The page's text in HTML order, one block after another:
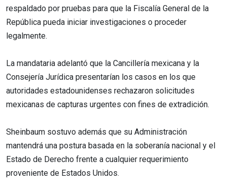
respaldado por pruebas para que la Fiscalía General de la
República pueda iniciar investigaciones o proceder
legalmente.
La mandataria adelantó que la Cancillería mexicana y la
Consejería Jurídica presentarían los casos en los que
autoridades estadounidenses rechazaron solicitudes
mexicanas de capturas urgentes con fines de extradición.
Sheinbaum sostuvo además que su Administración
mantendrá una postura basada en la soberanía nacional y el
Estado de Derecho frente a cualquier requerimiento
proveniente de Estados Unidos.